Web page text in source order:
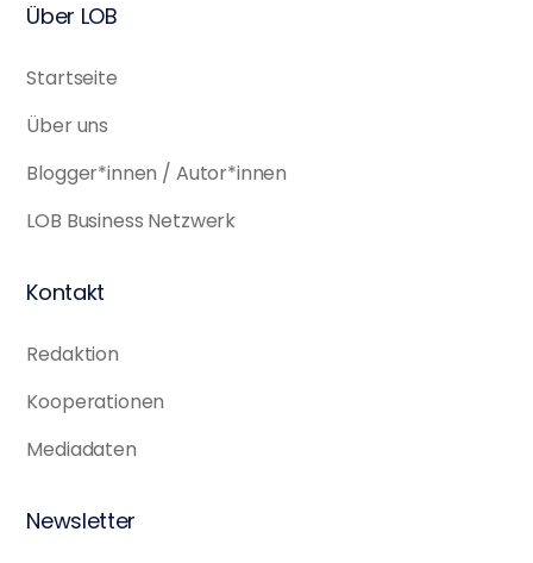
Über LOB
Startseite
Über uns
Blogger*innen / Autor*innen
LOB Business Netzwerk
Kontakt
Redaktion
Kooperationen
Mediadaten
Newsletter